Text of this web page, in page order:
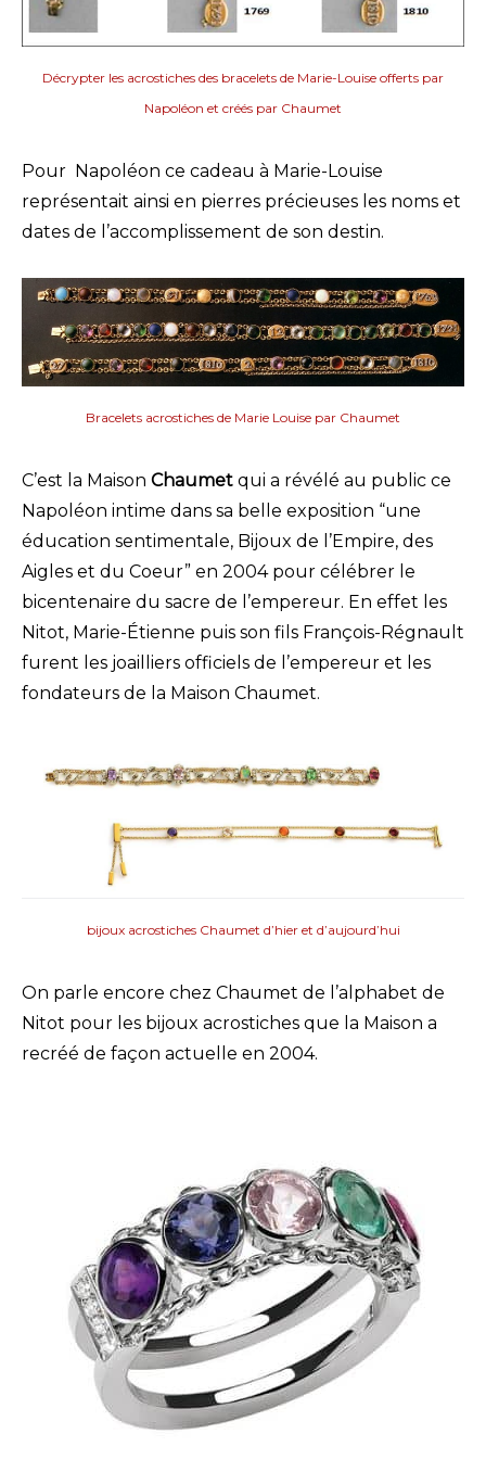
Décrypter les acrostiches des bracelets de Marie-Louise offerts par
Napoléon et créés par Chaumet
Pour Napoléon ce cadeau à Marie-Louise
représentait ainsi en pierres précieuses les noms et
dates de l’accomplissement de son destin.
Bracelets acrostiches de Marie Louise par Chaumet
C’est la Maison Chaumet qui a révélé au public ce
Napoléon intime dans sa belle exposition “une
éducation sentimentale, Bijoux de l’Empire, des
Aigles et du Coeur” en 2004 pour célébrer le
bicentenaire du sacre de l’empereur. En effet les
Nitot, Marie-Étienne puis son fils François-Régnault
furent les joailliers officiels de l’empereur et les
fondateurs de la Maison Chaumet.
bijoux acrostiches Chaumet d’hier et d’aujourd’hui
On parle encore chez Chaumet de l’alphabet de
Nitot pour les bijoux acrostiches que la Maison a
recréé de façon actuelle en 2004.